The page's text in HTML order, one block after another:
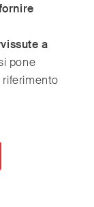
a
pone
riferimento